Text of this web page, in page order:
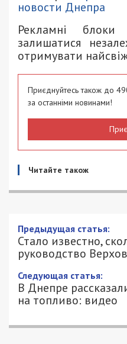
новости Днепра
Рекламні
залишатися
отримувати
Приєднуйтесь також до
за останніми новинами!
Читайте також
Предыдущая статья:
Стало известно,
руководство
Следующая статья:
В Днепре
на топливо: видео